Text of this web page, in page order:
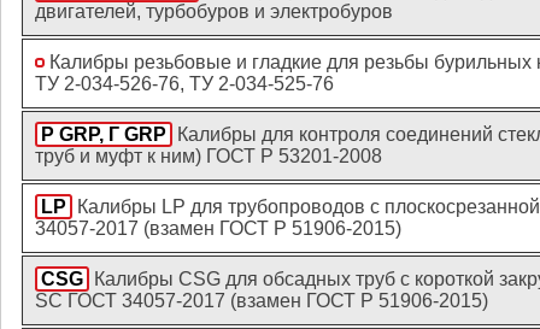
двигателей, турбобуров и электробуров
Калибры резьбовые и гладкие для резьбы бурильных
ТУ 2-034-526-76, ТУ 2-034-525-76
Р GRP, Г GRP
Калибры для контроля соединений
труб и муфт к ним) ГОСТ Р 53201-2008
LP
Калибры LP для трубопроводов с
34057-2017 (взамен ГОСТ Р 51906-2015)
CSG
Калибры CSG для обсадных труб с короткой
SC ГОСТ 34057-2017 (взамен ГОСТ Р 51906-2015)